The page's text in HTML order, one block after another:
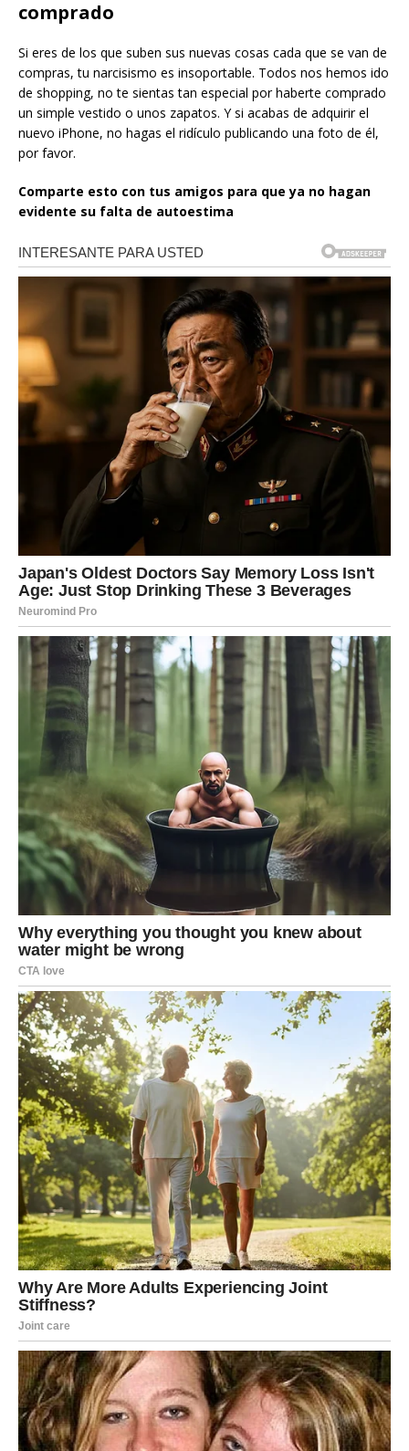
comprado
Si eres de los que suben sus nuevas cosas cada que se van de
compras, tu narcisismo es insoportable. Todos nos hemos ido
de shopping, no te sientas tan especial por haberte comprado
un simple vestido o unos zapatos. Y si acabas de adquirir el
nuevo iPhone, no hagas el ridículo publicando una foto de él,
por favor.
Comparte esto con tus amigos para que ya no hagan
evidente su falta de autoestima